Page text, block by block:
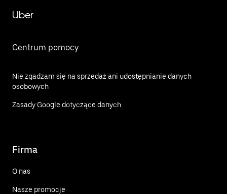
Uber
Centrum pomocy
Nie zgadzam się na sprzedaż ani udostępnianie danych
osobowych
Zasady Google dotyczące danych
Firma
O nas
Nasze promocje